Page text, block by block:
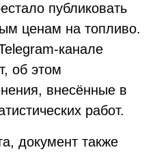
публиковать
ценам на топливо.
канале
об этом
внесённые в
работ.
документ также